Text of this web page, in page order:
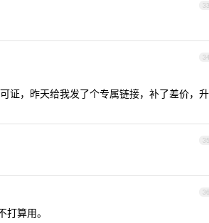
33
34
证，昨天给我发了个专属链接，补了差价，升
35
36
算用。